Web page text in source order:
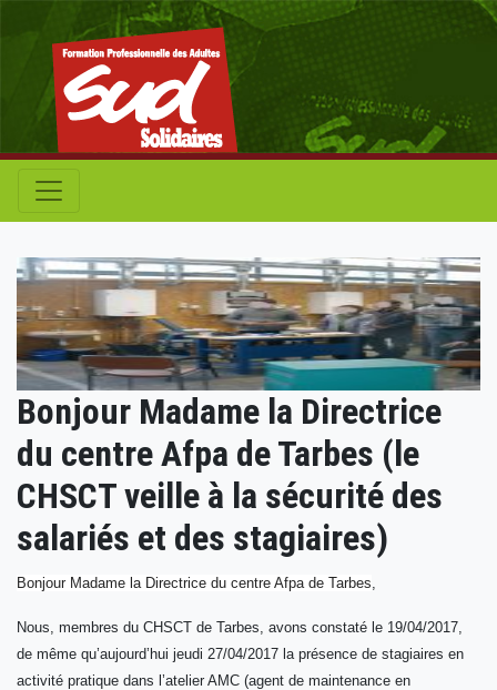
Bonjour Madame la Directrice
du centre Afpa de Tarbes (le
CHSCT veille à la sécurité des
salariés et des stagiaires)
Bonjour Madame la Directrice du centre Afpa de Tarbes,
Nous, membres du CHSCT de Tarbes, avons constaté le 19/04/2017,
de même qu’aujourd’hui jeudi 27/04/2017 la présence de stagiaires en
activité pratique dans l’atelier AMC (agent de maintenance en